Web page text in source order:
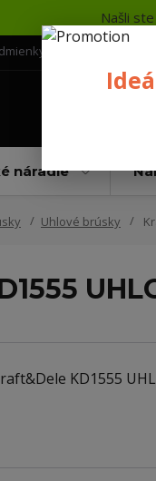
Našli
náradie
Uhlové brúsky